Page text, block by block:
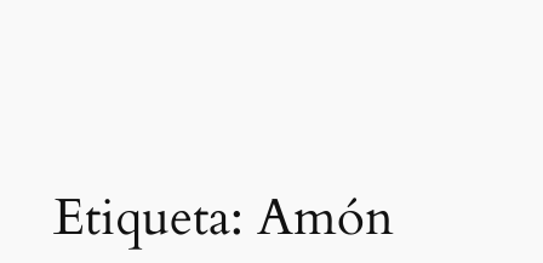
Etiqueta: Amón